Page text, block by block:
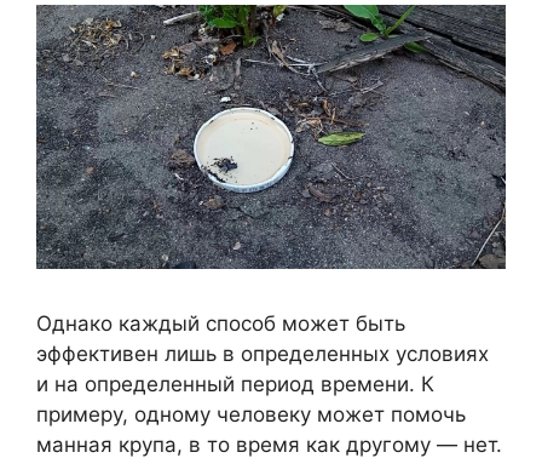
Однако каждый способ может быть
эффективен лишь в определенных условиях
и на определенный период времени. К
примеру, одному человеку может помочь
манная крупа, в то время как другому — нет.